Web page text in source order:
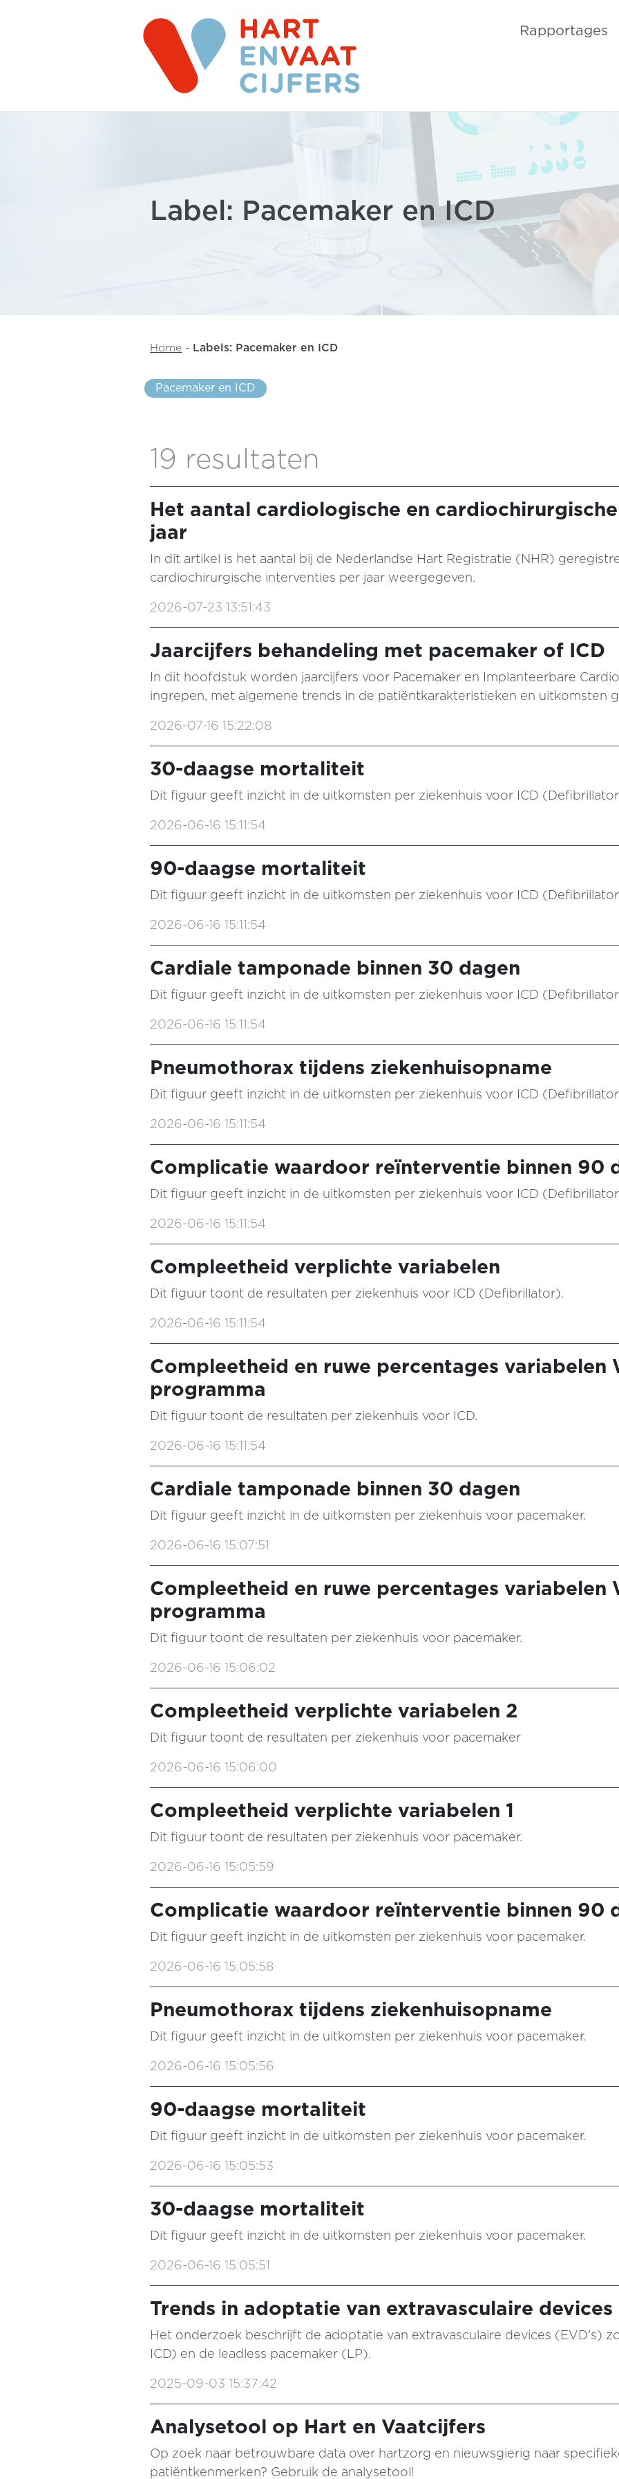
Rapportages
Label: Pacemaker en ICD
Home - Labels: Pacemaker en ICD
Pacemaker en ICD
19 resultaten
Het aantal cardiologische en
jaar
In dit artikel is het aantal bij de Nederlandse Hart Registratie (NHR)
cardiochirurgische interventies per jaar weergegeven.
2026-07-23 13:51:43
Jaarcijfers behandeling met pacemaker of ICD
In dit hoofdstuk worden jaarcijfers voor Pacemaker en Implanteerbare
ingrepen, met algemene trends in de patiëntkarakteristieken en uitkomsten
2026-07-16 15:22:08
30-daagse mortaliteit
Dit figuur geeft inzicht in de uitkomsten per ziekenhuis voor ICD
2026-06-16 15:11:54
90-daagse mortaliteit
Dit figuur geeft inzicht in de uitkomsten per ziekenhuis voor ICD
2026-06-16 15:11:54
Cardiale tamponade binnen 30 dagen
Dit figuur geeft inzicht in de uitkomsten per ziekenhuis voor ICD
2026-06-16 15:11:54
Pneumothorax tijdens ziekenhuisopname
Dit figuur geeft inzicht in de uitkomsten per ziekenhuis voor ICD
2026-06-16 15:11:54
Complicatie waardoor reïnterventie binnen 90
Dit figuur geeft inzicht in de uitkomsten per ziekenhuis voor ICD
2026-06-16 15:11:54
Compleetheid verplichte variabelen
Dit figuur toont de resultaten per ziekenhuis voor ICD (Defibrillator).
2026-06-16 15:11:54
Compleetheid en ruwe percentages variabelen
programma
Dit figuur toont de resultaten per ziekenhuis voor ICD.
2026-06-16 15:11:54
Cardiale tamponade binnen 30 dagen
Dit figuur geeft inzicht in de uitkomsten per ziekenhuis voor pacemaker.
2026-06-16 15:07:51
Compleetheid en ruwe percentages variabelen
programma
Dit figuur toont de resultaten per ziekenhuis voor pacemaker.
2026-06-16 15:06:02
Compleetheid verplichte variabelen 2
Dit figuur toont de resultaten per ziekenhuis voor pacemaker
2026-06-16 15:06:00
Compleetheid verplichte variabelen 1
Dit figuur toont de resultaten per ziekenhuis voor pacemaker.
2026-06-16 15:05:59
Complicatie waardoor reïnterventie binnen 90
Dit figuur geeft inzicht in de uitkomsten per ziekenhuis voor pacemaker.
2026-06-16 15:05:58
Pneumothorax tijdens ziekenhuisopname
Dit figuur geeft inzicht in de uitkomsten per ziekenhuis voor pacemaker.
2026-06-16 15:05:56
90-daagse mortaliteit
Dit figuur geeft inzicht in de uitkomsten per ziekenhuis voor pacemaker.
2026-06-16 15:05:53
30-daagse mortaliteit
Dit figuur geeft inzicht in de uitkomsten per ziekenhuis voor pacemaker.
2026-06-16 15:05:51
Trends in adoptatie van extravasculaire
Het onderzoek beschrijft de adoptatie van extravasculaire devices (EVD's)
ICD) en de leadless pacemaker (LP).
2025-09-03 15:37:42
Analysetool op Hart en Vaatcijfers
Op zoek naar betrouwbare data over hartzorg en nieuwsgierig naar
patiëntkenmerken? Gebruik de analysetool!